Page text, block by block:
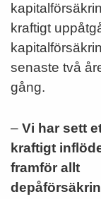
kraftigt
senaste två
gång.
– Vi har sett
kraftigt inflöde
framför allt